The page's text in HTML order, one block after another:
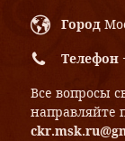
Город
Телефон
Все вопросы
направляйте